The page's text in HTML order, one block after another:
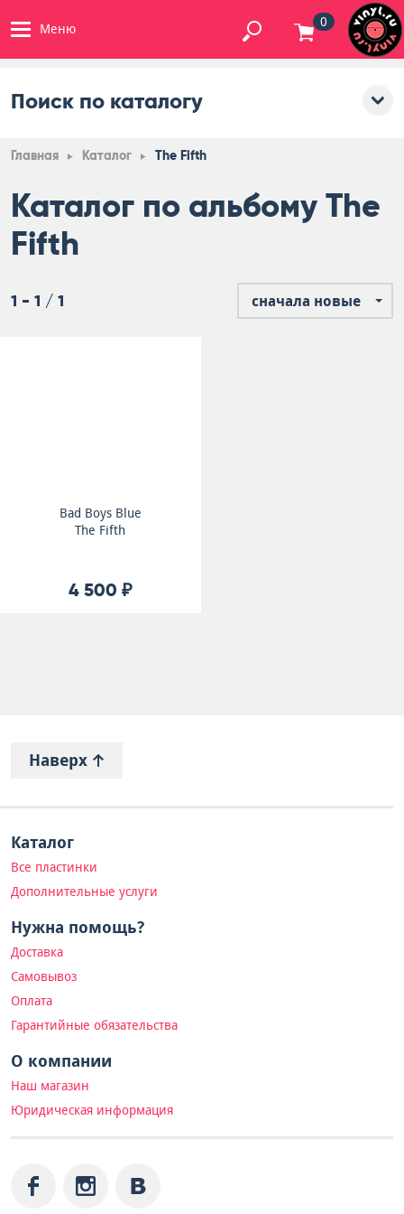
Меню 0
Поиск по каталогу
Главная Каталог The Fifth
Каталог по альбому The
Fifth
1 - 1 / 1 сначала новые
Bad Boys Blue
The Fifth
4 500 ₽
Наверх
Каталог
Все пластинки
Дополнительные услуги
Нужна помощь?
Доставка
Самовывоз
Оплата
Гарантийные обязательства
О компании
Наш магазин
Юридическая информация